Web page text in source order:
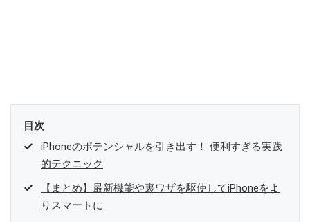
目次
iPhoneのポテンシャルを引き出す！ 便利すぎる実践
的テクニック
【まとめ】最新機能や裏ワザを駆使してiPhoneをよ
りスマートに